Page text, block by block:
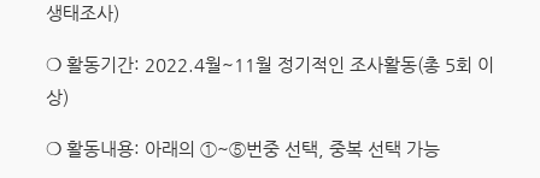
생태조사)
❍ 활동기간: 2022.4월~11월 정기적인 조사활동(총 5회 이
상)
❍ 활동내용: 아래의 ①~⑤번중 선택, 중복 선택 가능